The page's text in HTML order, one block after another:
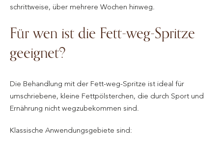
schrittweise, über mehrere Wochen hinweg.
Für wen ist die Fett-weg-Spritze
geeignet?
Die Behandlung mit der Fett-weg-Spritze ist ideal für
umschriebene, kleine Fettpölsterchen, die durch Sport und
Ernährung nicht wegzubekommen sind.
Klassische Anwendungsgebiete sind: